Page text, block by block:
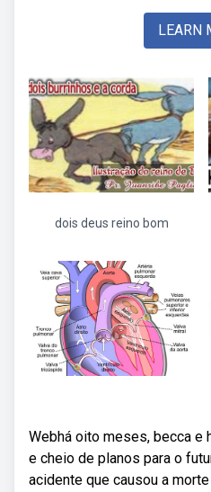
LEARN
dois deus reino bom
Webhá oito meses, becca e
e cheio de planos para o
acidente que causou a